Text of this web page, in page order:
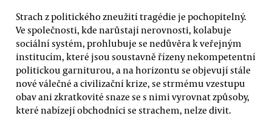
Strach z politického zneužití tragédie je pochopitelný.
Ve společnosti, kde narůstají nerovnosti, kolabuje
sociální systém, prohlubuje se nedůvěra k veřejným
institucím, které jsou soustavně řízeny nekompetentní
politickou garniturou, a na horizontu se objevují stále
nové válečné a civilizační krize, se strmému vzestupu
obav ani zkratkovité snaze se s nimi vyrovnat způsoby,
které nabízejí obchodníci se strachem, nelze divit.